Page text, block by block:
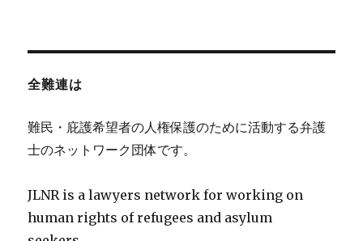
全難連は
難民・庇護希望者の人権保護のために活動する弁護
士のネットワーク団体です。
JLNR is a lawyers network for working on
human rights of refugees and asylum